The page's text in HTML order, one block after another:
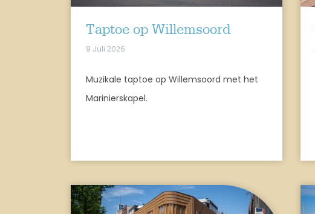
Taptoe op Willemsoord
9 Juli 2026
Muzikale taptoe op Willemsoord met het
Marinierskapel.